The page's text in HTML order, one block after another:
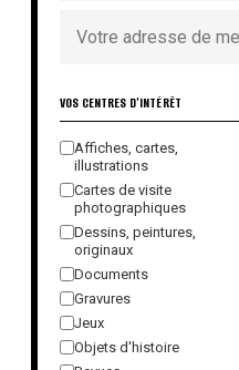
VOS CENTRES D'INTÉRÊT
Affiches, cartes,
illustrations
Cartes de visite
photographiques
Dessins, peintures,
originaux
Documents
Gravures
Jeux
Objets d'histoire